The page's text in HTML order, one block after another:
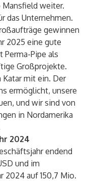
Mansfield weiter.
das Unternehmen.
gewinnen
2025 eine gute
Pipe als
Großprojekte.
mit ein. Der
ermöglicht, unsere
und wir sind von
in Nordamerika
2024
endend
und im
2024 auf 150,7 Mio.